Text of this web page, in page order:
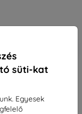
süti-kat
Egyesek
-